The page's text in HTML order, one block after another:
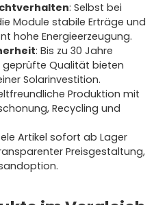
: Selbst bei
Module stabile Erträge und
hohe Energieerzeugung.
: Bis zu 30 Jahre
Qualität bieten
Solarinvestition.
Produktion mit
Recycling und
Artikel sofort ab Lager
Preisgestaltung,